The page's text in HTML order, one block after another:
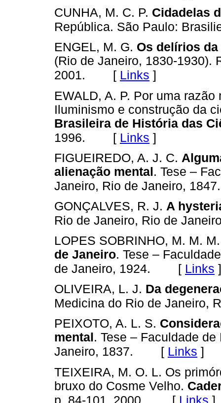
CUNHA, M. C. P. Cidadelas
República. São Paulo:
ENGEL, M. G. Os delírios da
(Rio de Janeiro, 1830-1930).
2001. [ Links ]
EWALD, A. P. Por uma
Iluminismo e construção da
Brasileira de História das
1996. [ Links ]
FIGUEIREDO, A. J. C.
alienação mental. Tese –
Janeiro, Rio de Janeiro, 1847.
GONÇALVES, R. J. A
Rio de Janeiro, Rio de
LOPES SOBRINHO, M. M.
de Janeiro. Tese –
de Janeiro, 1924. [ Links ]
OLIVEIRA, L. J. Da
Medicina do Rio de Janeiro,
PEIXOTO, A. L. S.
mental . Tese – Faculdade
Janeiro, 1837. [ Links ]
TEIXEIRA, M. O. L. Os
bruxo do Cosme Velho.
p. 84-101, 2000.
[ Links ]